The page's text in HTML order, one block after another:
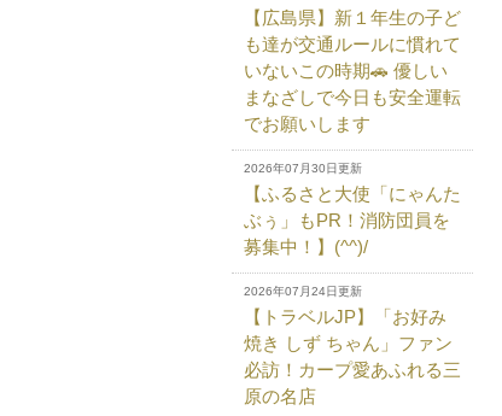
【広島県】新１年生の子ど
も達が交通ルールに慣れて
いないこの時期🚗 優しい
まなざしで今日も安全運転
でお願いします
2026年07月30日更新
【ふるさと大使「にゃんた
ぶぅ」もPR！消防団員を
募集中！】(^^)/
2026年07月24日更新
【トラベルJP】「お好み
焼き しず ちゃん」ファン
必訪！カープ愛あふれる三
原の名店